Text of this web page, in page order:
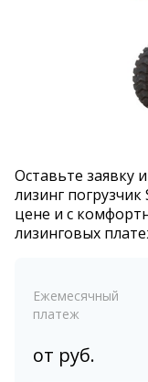
Оставьте заявку
лизинг
цене и с
лизинговых
Ежемесячный
платеж
от руб.